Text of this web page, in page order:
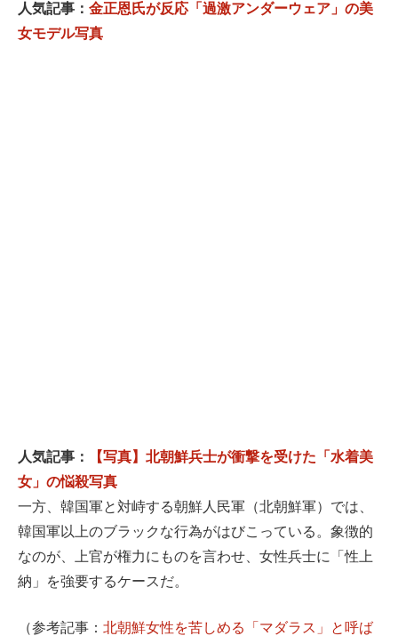
人気記事： 金正恩氏が反応「過激アンダーウェア」の美
女モデル写真
人気記事：
【写真】北朝鮮兵士が衝撃を受けた「水着美
女」の悩殺写真
一方、韓国軍と対峙する朝鮮人民軍（北朝鮮軍）では、
韓国軍以上のブラックな行為がはびこっている。象徴的
なのが、上官が権力にものを言わせ、女性兵士に「性上
納」を強要するケースだ。
（参考記事： 北朝鮮女性を苦しめる「マダラス」と呼ば